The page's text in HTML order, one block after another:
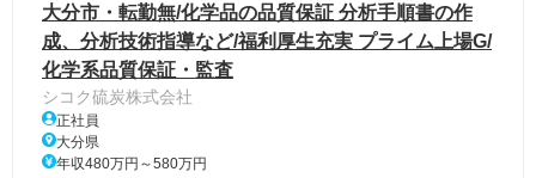
大分市・転勤無/化学品の品質保証 分析手順書の作
成、分析技術指導など/福利厚生充実 プライム上場G/
化学系品質保証・監査
シコク硫炭株式会社
正社員
大分県
年収480万円～580万円